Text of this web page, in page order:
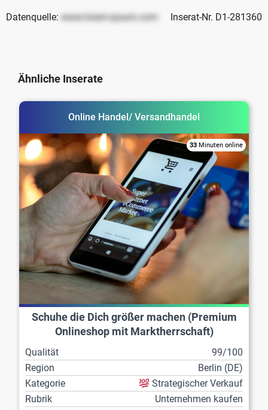
Datenquelle: www.lorem-ipsum.com Inserat-Nr. D1-281360
Ähnliche Inserate
Online Handel/ Versandhandel
33 Minuten online
Schuhe die Dich größer machen (Premium
Onlineshop mit Marktherrschaft)
Qualität
99/100
Region
Berlin (DE)
Kategorie
Strategischer Verkauf
Rubrik
Unternehmen kaufen